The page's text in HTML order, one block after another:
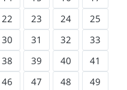
22 23 24
25
30 31 32
33
38 39 40
41
46 47 48
49